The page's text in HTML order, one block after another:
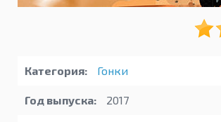
Категория: Гонки
Год выпуска: 2017